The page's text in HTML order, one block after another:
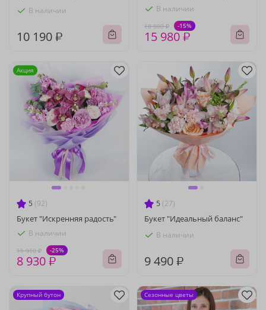
В наличии
10 190 ₽
В наличии
18 800 ₽ -15%
15 980 ₽
5 (92)
Букет "Искренняя радость"
В наличии
11 910 ₽ -25%
8 930 ₽
Акция
5 (27)
Букет "Идеальный баланс"
В наличии
9 490 ₽
Крупный бутон Сезонные цветы